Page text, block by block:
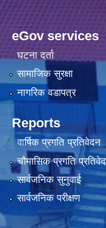
eGov services
घटना दर्ता
सामाजिक सुरक्षा
नागरिक वडापत्र
Reports
वार्षिक प्रगति प्रतिवेदन
चौमासिक प्रगति
सार्वजनिक सुनुवाई
सार्वजनिक परीक्षण